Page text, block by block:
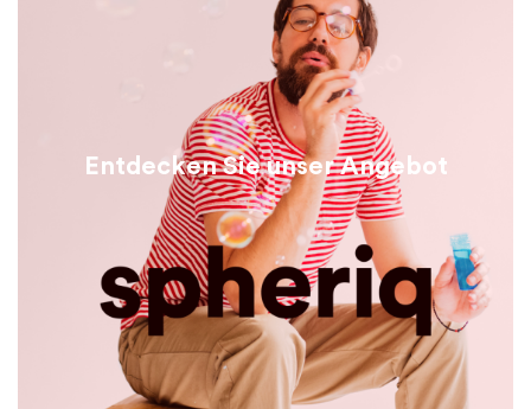
Entdecken Sie unser Angebot